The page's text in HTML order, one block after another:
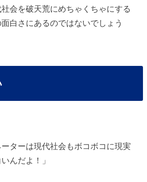
会を破天荒にめちゃくちゃにする
白さにあるのではないでしょう
ターは現代社会もボコボコに現実
んだよ！」